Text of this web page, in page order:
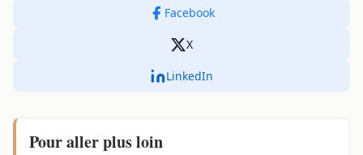
Facebook
X
LinkedIn
Pour aller plus loin